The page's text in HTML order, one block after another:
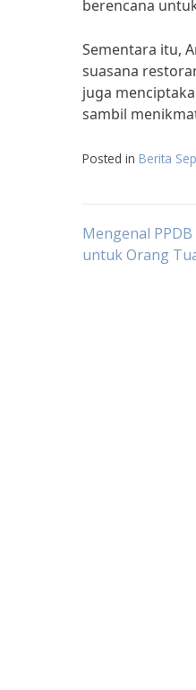
berencana
Sementara itu,
suasana
juga
sambil
Posted in Berita
Post
Mengenal
untuk Orang